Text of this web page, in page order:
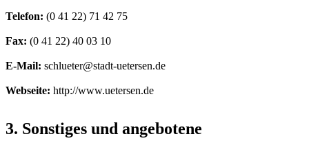
Telefon:
Fax:
E-Mail:
Webseite: http://www.uetersen.de
3. Sonstiges und angebotene